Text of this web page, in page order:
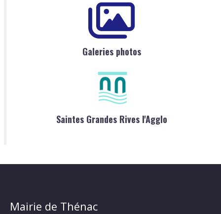
Galeries photos
Saintes Grandes Rives l'Agglo
Mairie de Thénac